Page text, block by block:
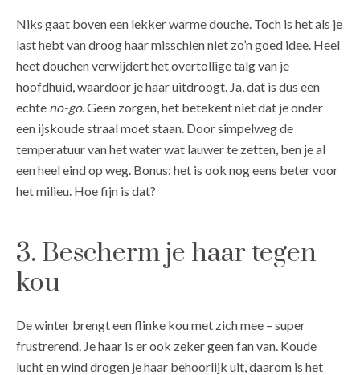
Niks gaat boven een lekker warme douche. Toch is het als je
last hebt van droog haar misschien niet zo’n goed idee. Heel
heet douchen verwijdert het overtollige talg van je
hoofdhuid, waardoor je haar uitdroogt. Ja, dat is dus een
echte no-go. Geen zorgen, het betekent niet dat je onder
een ijskoude straal moet staan. Door simpelweg de
temperatuur van het water wat lauwer te zetten, ben je al
een heel eind op weg. Bonus: het is ook nog eens beter voor
het milieu. Hoe fijn is dat?
3. Bescherm je haar tegen
kou
De winter brengt een flinke kou met zich mee – super
frustrerend. Je haar is er ook zeker geen fan van. Koude
lucht en wind drogen je haar behoorlijk uit, daarom is het